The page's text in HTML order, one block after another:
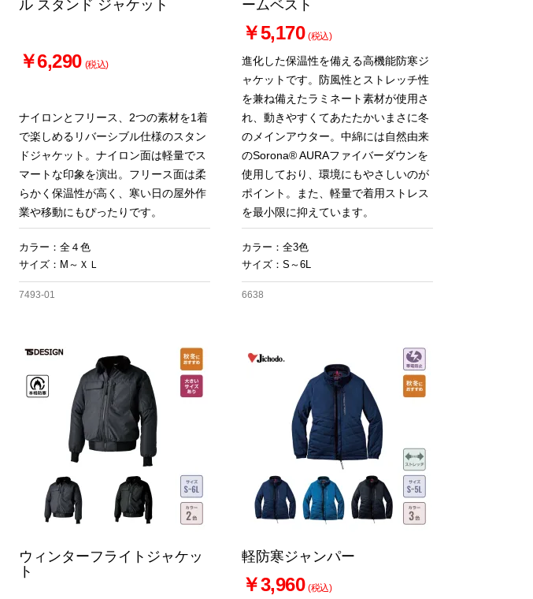
ル スタンド ジャケット
￥6,290 (税込)
ナイロンとフリース、2つの素材を1着
で楽しめるリバーシブル仕様のスタン
ドジャケット。ナイロン面は軽量でス
マートな印象を演出。フリース面は柔
らかく保温性が高く、寒い日の屋外作
業や移動にもぴったりです。
カラー：全４色
サイズ：M～ＸＬ
7493-01
ームベスト
￥5,170 (税込)
進化した保温性を備える高機能防寒ジ
ャケットです。防風性とストレッチ性
を兼ね備えたラミネート素材が使用さ
れ、動きやすくてあたたかいまさに冬
のメインアウター。中綿には自然由来
のSorona® AURAファイバーダウンを
使用しており、環境にもやさしいのが
ポイント。また、軽量で着用ストレス
を最小限に抑えています。
カラー：全3色
サイズ：S～6L
6638
ウィンターフライトジャケッ
ト
軽防寒ジャンパー
￥3,960 (税込)
カートへ進む